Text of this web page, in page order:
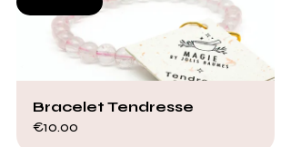
Bracelet Tendresse
€10.00